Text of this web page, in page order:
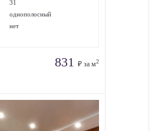
31
однополосный
нет
831 ₽ за м2